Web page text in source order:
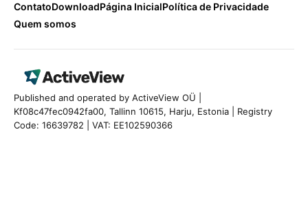
ContatoDownloadPágina InicialPolítica de Privacidade
Quem somos
Published and operated by ActiveView OÜ |
Kf08c47fec0942fa00, Tallinn 10615, Harju, Estonia | Registry
Code: 16639782 | VAT: EE102590366